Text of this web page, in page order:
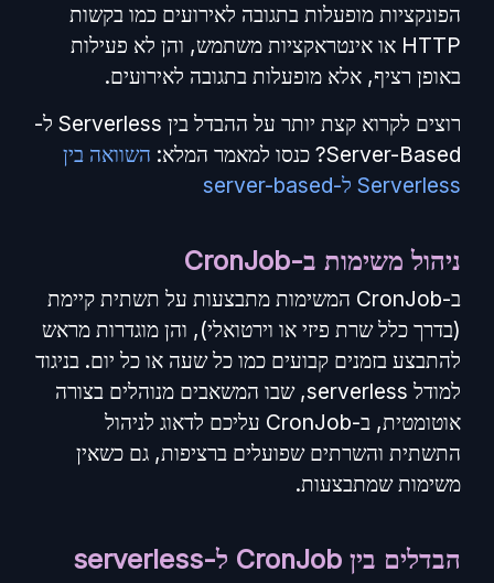
הפונקציות מופעלות בתגובה לאירועים כמו בקשות
HTTP או אינטראקציות משתמש, והן לא פעילות
באופן רציף, אלא מופעלות בתגובה לאירועים.
רוצים לקרוא קצת יותר על ההבדל בין Serverless ל-
Server-Based? כנסו למאמר המלא:
השוואה בין
Serverless ל-server-based
ניהול משימות ב-CronJob
ב-CronJob המשימות מתבצעות על תשתית קיימת
(בדרך כלל שרת פיזי או וירטואלי), והן מוגדרות מראש
להתבצע בזמנים קבועים כמו כל שעה או כל יום. בניגוד
למודל serverless, שבו המשאבים מנוהלים בצורה
אוטומטית, ב-CronJob עליכם לדאוג לניהול
התשתית והשרתים שפועלים ברציפות, גם כשאין
משימות שמתבצעות.
הבדלים בין CronJob ל-serverless